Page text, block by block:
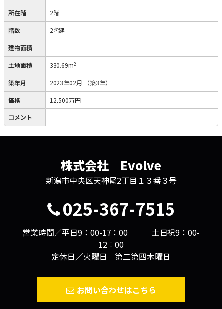
所在階 2階
階数 2階建
建物面積 －
土地面積 330.69m2
築年月 2023年02月 （築3年）
価格 12,500万円
コメント
株式会社 Evolve
新潟市中央区天神尾2丁目１３番３号
025-367-7515
営業時間／平日9：00-17：00 土日祝9：00-
12：00
定休日／火曜日 第二第四木曜日
お問い合わせはこちら